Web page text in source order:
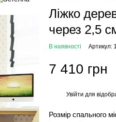
Ліжко
через 2,5
В наявності Артикул:
7 410 грн
Увійти для
Розмір спального